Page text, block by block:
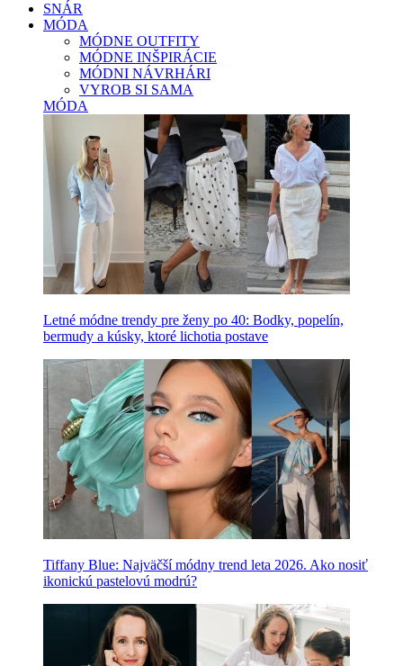
SNÁR
MÓDA
MÓDNE OUTFITY
MÓDNE INŠPIRÁCIE
MÓDNI NÁVRHÁRI
VYROB SI SAMA
MÓDA
Letné módne trendy pre ženy po 40: Bodky, popelín,
bermudy a kúsky, ktoré lichotia postave
Tiffany Blue: Najväčší módny trend leta 2026. Ako nosiť
ikonickú pastelovú modrú?